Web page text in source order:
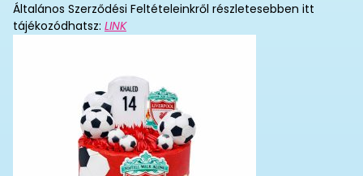
Általános Szerződési Feltételeinkről részletesebben itt
tájékozódhatsz: LINK